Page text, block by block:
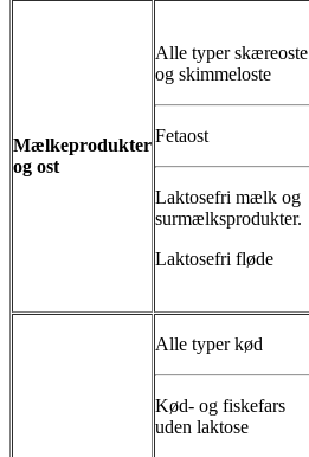
Mælkeprodukter
og ost
Alle typer skæreoste
og skimmeloste
Fetaost
Laktosefri mælk og
surmælksprodukter.
Laktosefri fløde
Alle typer kød
Kød- og fiskefars
uden laktose